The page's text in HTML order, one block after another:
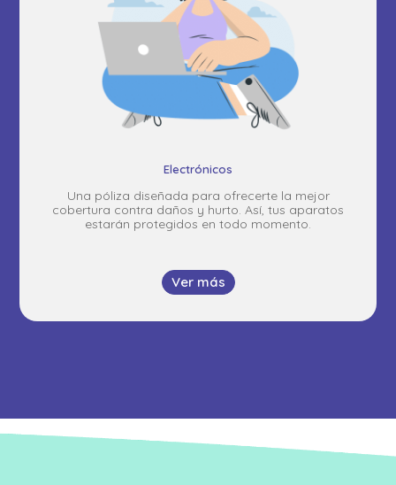
Electrónicos
Una póliza diseñada para ofrecerte la mejor
cobertura contra daños y hurto. Así, tus aparatos
estarán protegidos en todo momento.
Ver más